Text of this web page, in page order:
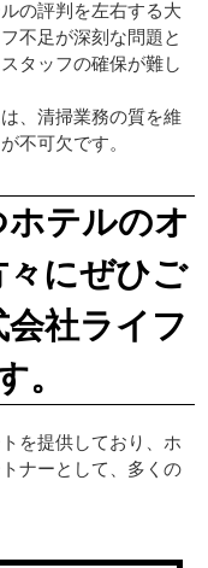
の評判を左右する大
不足が深刻な問題と
タッフの確保が難し
、清掃業務の質を維
不可欠です。
テルのオ
にぜひご
社ライフ
。
を提供しており、ホ
ナーとして、多くの